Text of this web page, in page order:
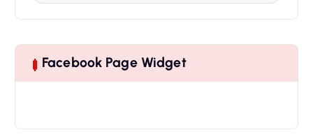
Facebook Page Widget